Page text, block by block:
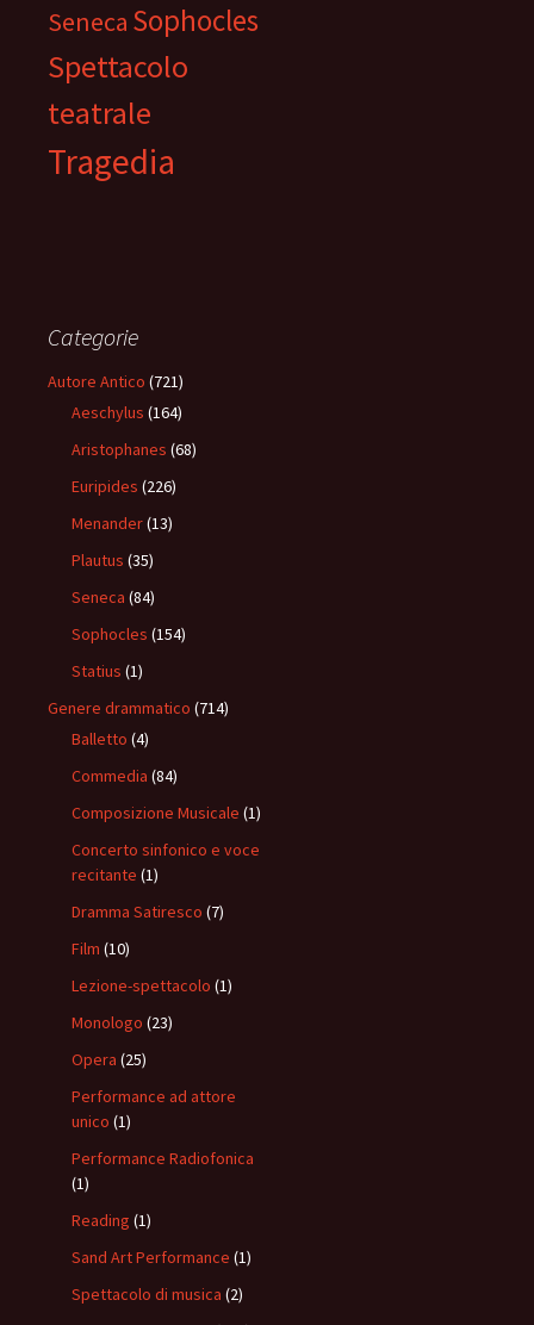
Seneca Sophocles
Spettacolo
teatrale
Tragedia
Categorie
Autore Antico (721)
Aeschylus (164)
Aristophanes (68)
Euripides (226)
Menander(13)
Plautus (35)
Seneca (84)
Sophocles (154)
Statius (1)
Genere drammatico (714)
Balletto (4)
Commedia (84)
Composizione Musicale (1)
Concerto sinfonico e voce
recitante (1)
Dramma Satiresco (7)
Film (10)
Lezione-spettacolo (1)
Monologo (23)
Opera (25)
Performance ad attore
unico (1)
Performance Radiofonica
(1)
Reading (1)
Sand Art Performance (1)
Spettacolo di musica (2)